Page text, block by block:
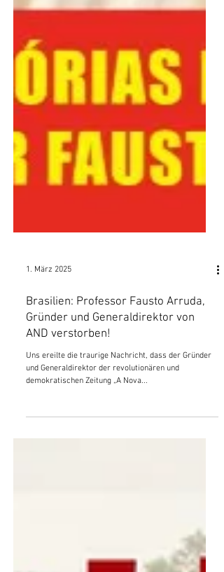
1. März 2025
Brasilien: Professor Fausto Arruda,
Gründer und Generaldirektor von
AND verstorben!
und Generaldirektor der revolutionären und